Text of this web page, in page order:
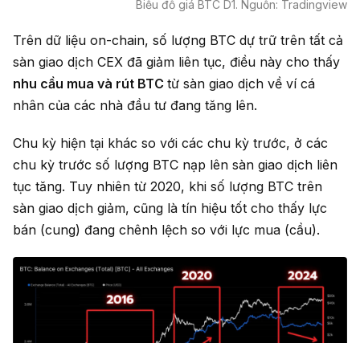
Biểu đồ giá BTC D1. Nguồn: Tradingview
Trên dữ liệu on-chain, số lượng BTC dự trữ trên tất cả
sàn giao dịch CEX đã giảm liên tục, điều này cho thấy
nhu cầu mua và rút BTC từ sàn giao dịch về ví cá
nhân của các nhà đầu tư đang tăng lên.
Chu kỳ hiện tại khác so với các chu kỳ trước, ở các
chu kỳ trước số lượng BTC nạp lên sàn giao dịch liên
tục tăng. Tuy nhiên từ 2020, khi số lượng BTC trên
sàn giao dịch giảm, cũng là tín hiệu tốt cho thấy lực
bán (cung) đang chênh lệch so với lực mua (cầu).